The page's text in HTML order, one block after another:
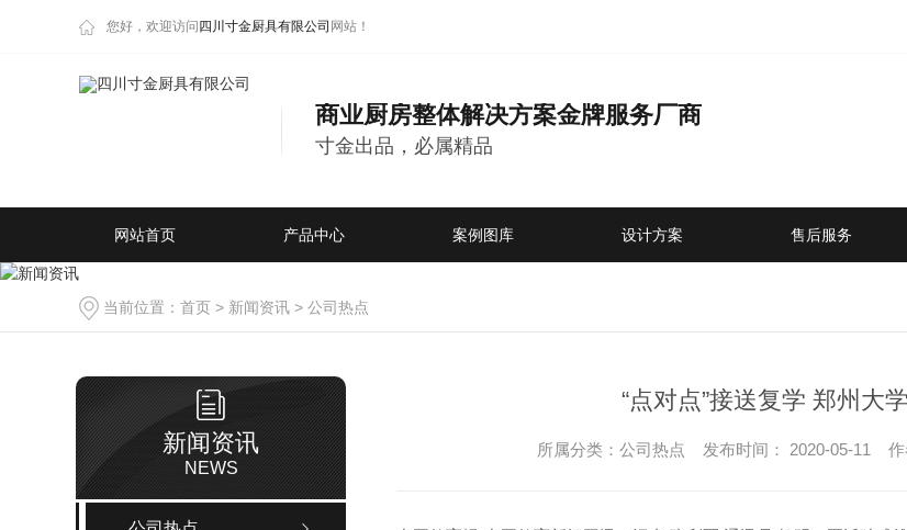
您好，欢迎访问 四川寸金厨具有限公司 网站！
商业厨房整体解决方案金牌服务厂商
寸金出品，必属精品
网站首页 产品中心 案例图库 设计方案 售后服务
当前位置： 首页 > 新闻资讯 > 公司热点
新闻资讯
NEWS
“点对点”接送复学 郑州大
所属分类：公司热点 发布时间： 2020-05-11 作